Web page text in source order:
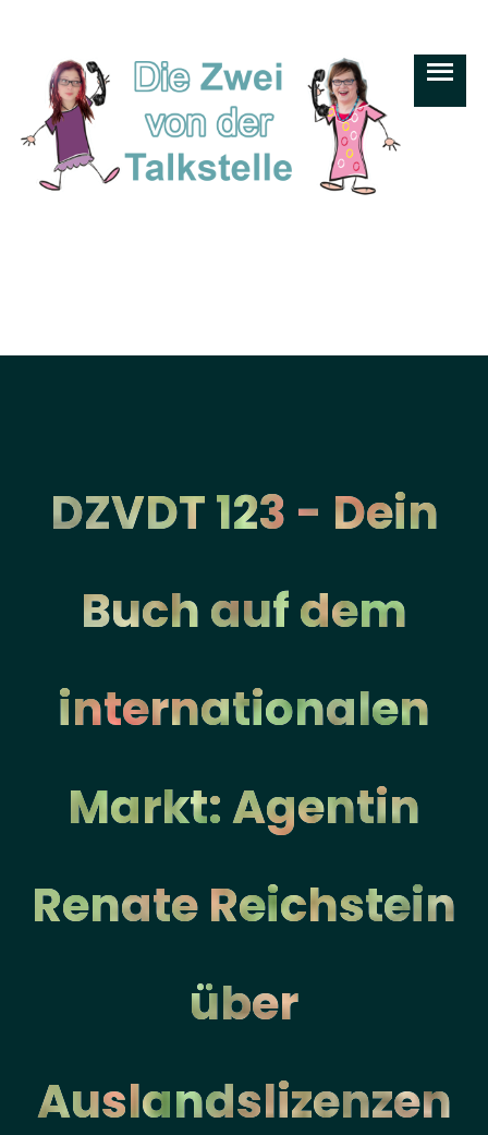
DZVDT 123 - Dein
Buch auf dem
internationalen
Markt: Agentin
Renate Reichstein
über
Auslandslizenzen